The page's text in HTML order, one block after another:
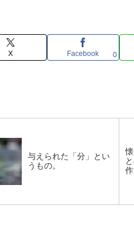
X Facebook 0
与えられた「分」とい
うもの。
作